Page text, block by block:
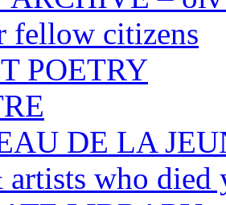
fellow citizens
POETRY
DE LA
artists who died